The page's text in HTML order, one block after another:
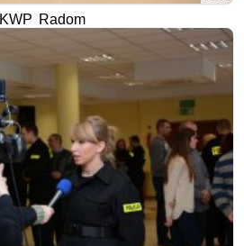
KWP Radom